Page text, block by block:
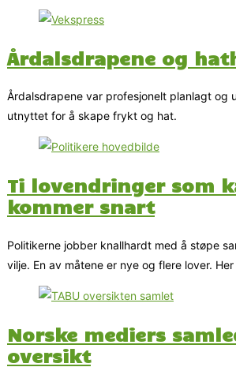
Årdalsdrapene og
Årdalsdrapene var profesjonelt planlagt og
utnyttet for å skape frykt og hat.
Ti lovendringer som
kommer snart
Politikerne jobber knallhardt med å støpe
vilje. En av måtene er nye og flere lover. Her
Norske mediers
oversikt